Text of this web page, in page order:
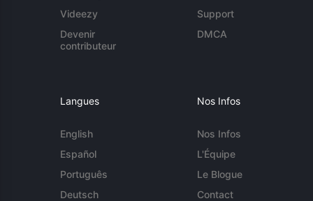
Videezy
Devenir
contributeur
Support
DMCA
Langues
English
Español
Português
Deutsch
Nos Infos
Nos Infos
L'Équipe
Le Blogue
Contact